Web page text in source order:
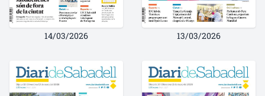
14/03/2026 13/03/2026